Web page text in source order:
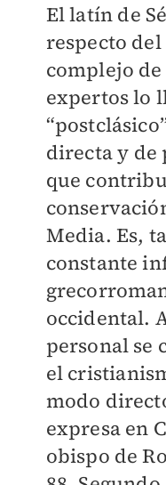
El latín de
respecto
complejo de
expertos lo
directa y de
que
Media. Es,
constante
occidental.
personal se
el
modo
expresa en
obispo de